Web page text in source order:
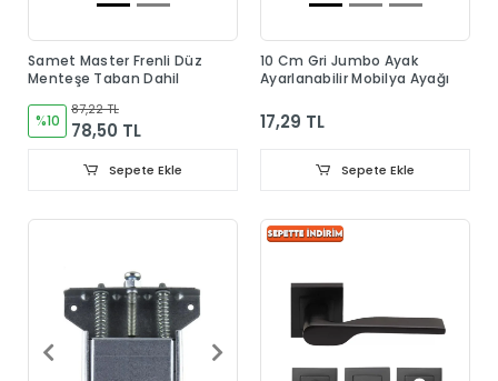
Samet Master Frenli Düz
Menteşe Taban Dahil
%10
87,22 TL
78,50 TL
Sepete Ekle
10 Cm Gri Jumbo Ayak
Ayarlanabilir Mobilya Ayağı
17,29 TL
Sepete Ekle